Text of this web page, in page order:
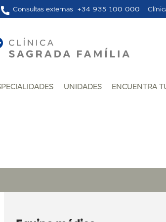
Consultas externas +34 935 100 000
UNIDADES ENCUENTRA